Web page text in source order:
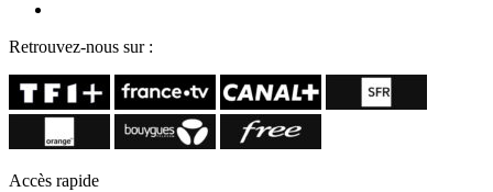
Retrouvez-nous sur :
Accès rapide